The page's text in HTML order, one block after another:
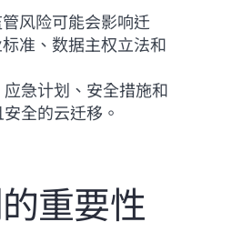
风险可能会影响迁
准、数据主权立法和
急计划、安全措施和
全的云迁移。
重要性